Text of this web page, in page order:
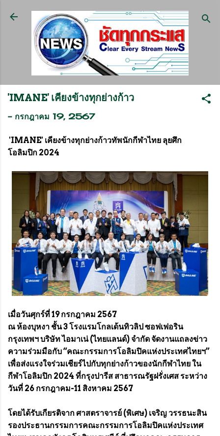
ข้ามไปที่เนื้อหาหลัก
'IMANE' เคียงข้างทุกย่างก้าว
- กรกฎาคม 19, 2567
'IMANE' เคียงข้างทุกย่างก้าวทัพนักกีฬาไทย ลุยศึก
โอลิมปิก 2024
เมื่อวันศุกร์ที่ 19 กรกฎาคม 2567
ณ ห้องบุหงา ชั้น 3 โรงแรมโกลเด้นทิวลิป ซอฟเฟอริน
กรุงเทพฯ บริษัท ไอมาเน่ (ไทยแลนด์) จำกัด จัดงานแถลงข่าว
ความร่วมมือกับ “คณะกรรมการโอลิมปิคแห่งประเทศไทยฯ”
เพื่อส่งแรงใจร่วมเชียร์ไปกับทุกย่างก้าวของนักกีฬาไทย ใน
กีฬาโอลิมปิก 2024 ที่กรุงปารีส สาธารณรัฐฝรั่งเศส ระหว่าง
วันที่ 26 กรกฎาคม-11 สิงหาคม 2567
โดยได้รับเกียรติจาก ศาสตราจารย์ (พิเศษ) เจริญ วรรธนะสิน
รองประธานกรรมการคณะกรรมการโอลิมปิคแห่งประเทศ